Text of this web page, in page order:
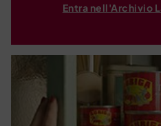
Entra nell'Archivio